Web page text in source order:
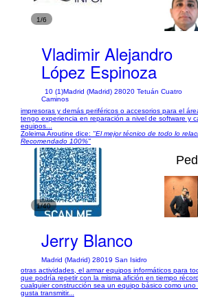
1/6
Vladimir Alejandro
López Espinoza
10 (1)Madrid (Madrid) 28020 Tetuán Cuatro
Caminos
impresoras y demás periféricos o accesorios para el
tengo experiencia en reparación a nivel de software y
equipos...
Zoleima Aroutine dice: "El mejor técnico de todo lo
Recomendado 100%"
1/40
Jerry Blanco
Madrid (Madrid) 28019 San Isidro
otras actividades, el armar equipos informáticos para
que podría repetir con la misma afición en tiempo
cualquier construcción sea un equipo básico como
gusta transmitir...